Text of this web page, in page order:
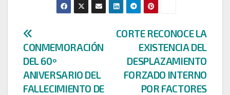
Navegación
de
entradas
CORTE RECONOCE LA
EXISTENCIA DEL
DESPLAZAMIENTO
FORZADO INTERNO
POR FACTORES
CONMEMORACIÓN
DEL 60º
ANIVERSARIO DEL
FALLECIMIENTO DE